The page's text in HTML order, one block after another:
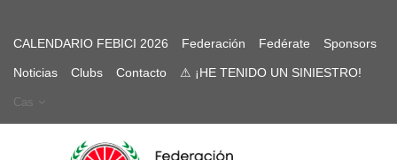
CALENDARIO FEBICI 2026 Federación Fedérate Sponsors
Noticias Clubs Contacto ⚠ ¡HE TENIDO UN SINIESTRO!
Cas